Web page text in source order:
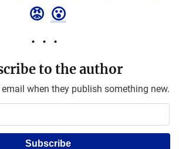
😡 😮
to the author
when they publish something new.
Subscribe